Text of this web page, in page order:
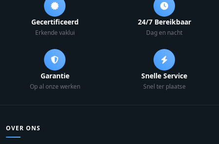
Gecertificeerd
Erkende vaklui
24/7 Bereikbaar
Dag en nacht
Garantie
Op al onze werken
Snelle Service
Snel ter plaatse
OVER ONS